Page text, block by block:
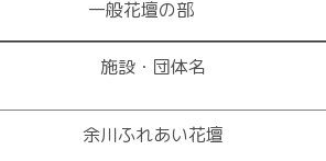
一般花壇の部
施設・団体名
余川ふれあい花壇